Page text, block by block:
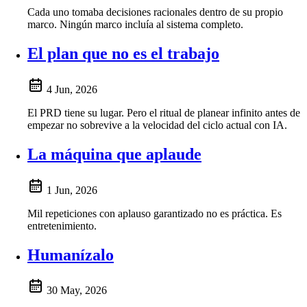
Cada uno tomaba decisiones racionales dentro de su propio
marco. Ningún marco incluía al sistema completo.
El plan que no es el trabajo
4 Jun, 2026
El PRD tiene su lugar. Pero el ritual de planear infinito antes de
empezar no sobrevive a la velocidad del ciclo actual con IA.
La máquina que aplaude
1 Jun, 2026
Mil repeticiones con aplauso garantizado no es práctica. Es
entretenimiento.
Humanízalo
30 May, 2026